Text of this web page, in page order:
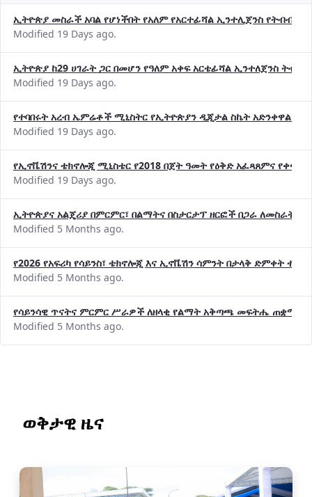
ኢትዮጵያ መስራች አባል የሆነችበት የአለም የአርተፊሻል ኢንተሊጀንስ የትብብር
Modified 19 Days ago.
ኢትዮጵያ ከ29 ሀገራት ጋር በመሆን የዓለም አቀፍ አርቴፊሻል ኢንተለጀንስ
Modified 19 Days ago.
የተባበሩት አረብ ኤምሬቶች ሚኒስትር የኢትዮጵያን ዲጂታል ስኬት አድንቀዋል
Modified 19 Days ago.
የኢኖቬሽንና ቴክኖሎጂ ሚኒስቴር የ2018 በጀት ዓመት የዕቅድ አፈጻጸምና
Modified 19 Days ago.
ኢትዮጵያና አልጄሪያ በምርምር፣ በልማትና በስታርታፕ ዘርፎች በጋራ ለመስራት
Modified 5 Months ago.
የ2026 የአፍሪካ የሳይንስ፣ ቴክኖሎጂ እና ኢኖቬሽን ሳምንት በታላቅ ድምቀት
Modified 5 Months ago.
የሳይንሳዊ ጥናትና ምርምር ሥራዎች ለዘላቂ የልማት አቅጣጫ መፍትሔ ጠቋሚ
Modified 5 Months ago.
ወቅታዊ ዜና